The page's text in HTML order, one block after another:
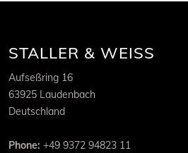
STALLER & WEISS
Aufseßring 16
63925 Laudenbach
Deutschland
Phone: +49 9372 94823 11